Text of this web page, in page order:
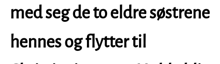
med seg de to eldre søstrene
hennes og flytter til